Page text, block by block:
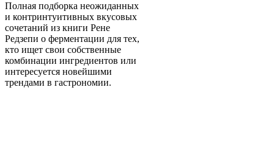
Полная подборка неожиданных
и контринтуитивных вкусовых
сочетаний из книги Рене
Редзепи о ферментации для тех,
кто ищет свои собственные
комбинации ингредиентов или
интересуется новейшими
трендами в гастрономии.